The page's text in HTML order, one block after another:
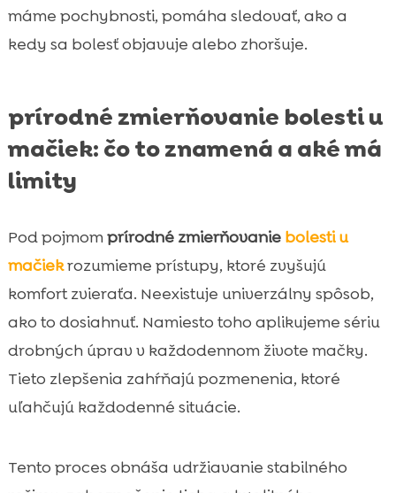
máme pochybnosti, pomáha sledovať, ako a
kedy sa bolesť objavuje alebo zhoršuje.
prírodné zmierňovanie bolesti u
mačiek: čo to znamená a aké má
limity
Pod pojmomprírodné zmierňovanie bolesti u
mačiekrozumieme prístupy, ktoré zvyšujú
komfort zvieraťa. Neexistuje univerzálny spôsob,
ako to dosiahnuť. Namiesto toho aplikujeme sériu
drobných úprav v každodennom živote mačky.
Tieto zlepšenia zahŕňajú pozmenenia, ktoré
uľahčujú každodenné situácie.
Tento proces obnáša udržiavanie stabilného